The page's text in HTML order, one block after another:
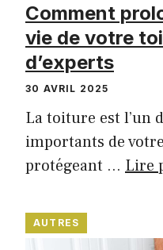
Comment
vie de votre
d’experts
30 AVRIL 2025
La toiture est l’un
importants de
protégeant … Lire
AUTRES